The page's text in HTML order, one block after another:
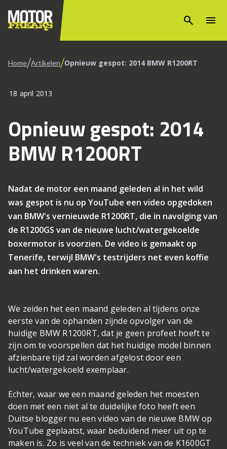
search menu
Home/Artikelen/Opnieuw gespot: 2014 BMW R1200RT
18 april 2013
Opnieuw gespot: 2014
BMW R1200RT
Nadat de motor een maand geleden al in het wild
was gespot is nu op YouTube een video opgedoken
van BMW's vernieuwde R1200RT, die in navolging van
de R1200GS van de nieuwe lucht/watergekoelde
boxermotor is voorzien. De video is gemaakt op
Tenerife, terwijl BMW's testrijders net even koffie
aan het drinken waren.
We zeiden het een maand geleden al tijdens onze
eerste van de ophanden zijnde opvolger van de
huidige BMW R1200RT, dat je geen profeet hoeft te
zijn om te voorspellen dat het huidige model binnen
afzienbare tijd zal worden afgelost door een
lucht/watergekoeld exemplaar.
Echter, waar we een maand geleden het moesten
doen met een niet al te duidelijke foto heeft een
Duitse blogger nu een video van de nieuwe BMW op
YouTube geplaatst, waar beduidend meer uit op te
maken is. Zo is veel van de techniek van de K1600GT